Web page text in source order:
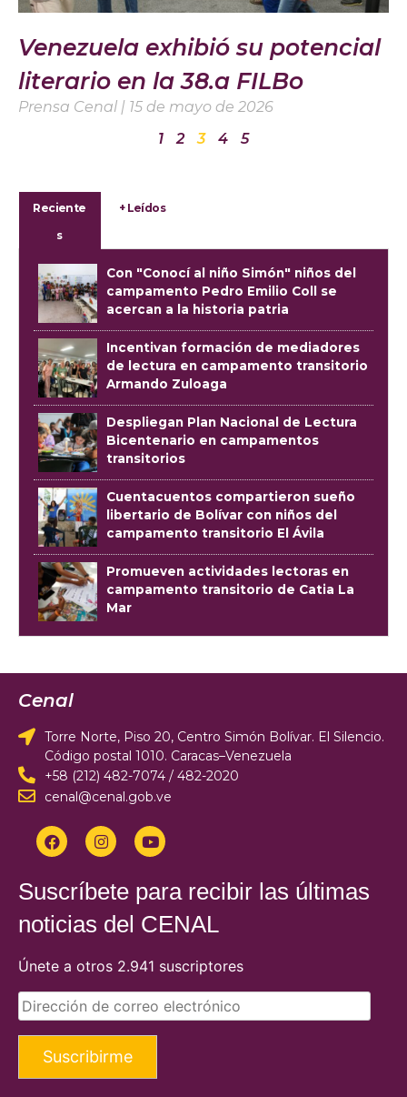
Venezuela exhibió su potencial
literario en la 38.a FILBo
Prensa Cenal
15 de mayo de 2026
1
2 3 4 5
Reciente
s
+ Leídos
Con "Conocí al niño Simón" niños del
campamento Pedro Emilio Coll se
acercan a la historia patria
Incentivan formación de mediadores
de lectura en campamento transitorio
Armando Zuloaga
Despliegan Plan Nacional de Lectura
Bicentenario en campamentos
transitorios
Cuentacuentos compartieron sueño
libertario de Bolívar con niños del
campamento transitorio El Ávila
Promueven actividades lectoras en
campamento transitorio de Catia La
Mar
Cenal
Torre Norte, Piso 20, Centro Simón Bolívar. El Silencio.
Código postal 1010. Caracas–Venezuela
+58 (212) 482-7074 / 482-2020
cenal@cenal.gob.ve
Suscríbete para recibir las últimas
noticias del CENAL
Únete a otros 2.941 suscriptores
Suscribirme